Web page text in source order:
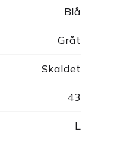
Blå
Gråt
Skaldet
43
L